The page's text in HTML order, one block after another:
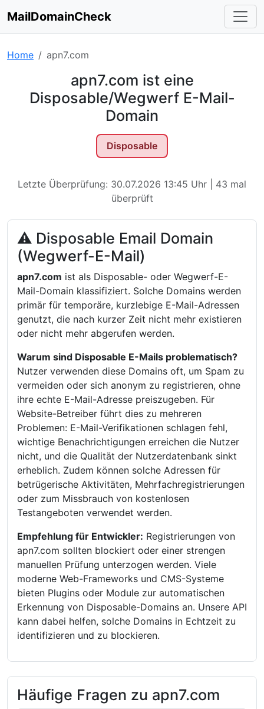
MailDomainCheck
Home apn7.com
apn7.com ist eine
Disposable/Wegwerf E-Mail-
Domain
Disposable
Letzte Überprüfung: 30.07.2026 13:45 Uhr | 43 mal
überprüft
⚠ Disposable Email Domain
(Wegwerf-E-Mail)
apn7.com ist als Disposable- oder Wegwerf-E-
Mail-Domain klassifiziert. Solche Domains werden
primär für temporäre, kurzlebige E-Mail-Adressen
genutzt, die nach kurzer Zeit nicht mehr existieren
oder nicht mehr abgerufen werden.
Warum sind Disposable E-Mails problematisch?
Nutzer verwenden diese Domains oft, um Spam zu
vermeiden oder sich anonym zu registrieren, ohne
ihre echte E-Mail-Adresse preiszugeben. Für
Website-Betreiber führt dies zu mehreren
Problemen: E-Mail-Verifikationen schlagen fehl,
wichtige Benachrichtigungen erreichen die Nutzer
nicht, und die Qualität der Nutzerdatenbank sinkt
erheblich. Zudem können solche Adressen für
betrügerische Aktivitäten, Mehrfachregistrierungen
oder zum Missbrauch von kostenlosen
Testangeboten verwendet werden.
Empfehlung für Entwickler: Registrierungen von
apn7.com sollten blockiert oder einer strengen
manuellen Prüfung unterzogen werden. Viele
moderne Web-Frameworks und CMS-Systeme
bieten Plugins oder Module zur automatischen
Erkennung von Disposable-Domains an. Unsere API
kann dabei helfen, solche Domains in Echtzeit zu
identifizieren und zu blockieren.
Häufige Fragen zu apn7.com